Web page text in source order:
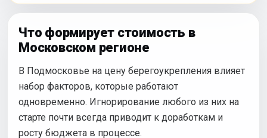
Что формирует стоимость в
Московском регионе
В Подмосковье на цену берегоукрепления влияет
набор факторов, которые работают
одновременно. Игнорирование любого из них на
старте почти всегда приводит к доработкам и
росту бюджета в процессе.